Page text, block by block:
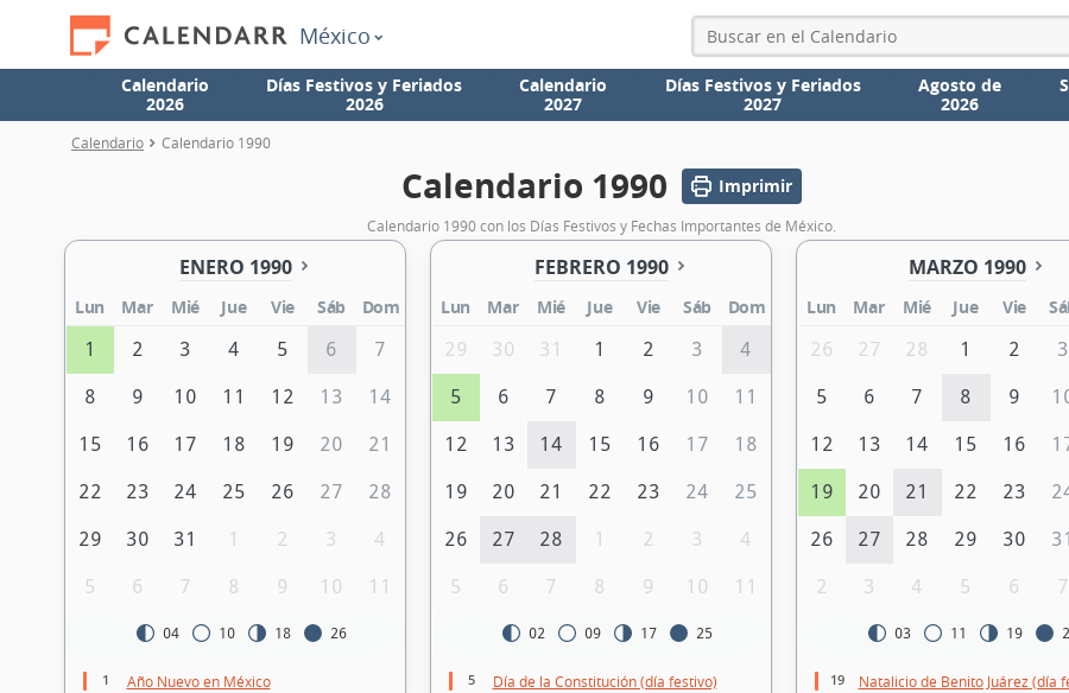
México
Calendario
2026
Días Festivos y Feriados
2026
Calendario
2027
Días Festivos y Feriados
2027
Agosto de
2026
Calendario Calendario 1990
Calendario 1990 Imprimir
Calendario 1990 con los Días Festivos y Fechas Importantes de México.
ENERO 1990
Lun Mar Mié Jue Vie Sáb
Dom
1
2 3 4 5 6 7
8 9 10 11 12 13 14
15 16 17 18 19 20 21
22 23 24 25 26 27 28
29 30 31 1 2 3 4
5 6 7 8 9 10 11
04 10 18 26
1 Año Nuevo en México
FEBRERO 1990
Lun Mar Mié Jue Vie Sáb
Dom
29
30 31 1 2 3 4
5 6 7 8 9 10 11
12 13 14 15 16 17 18
19 20 21 22 23 24 25
26 27 28 1 2 3 4
5 6 7 8 9 10 11
02 09 17 25
5 Día de la Constitución (día festivo)
MARZO 1990
Lun Mar Mié Jue Vie
26
27 28 1 2 3
5 6 7 8 9
12 13 14 15 16
19 20 21 22 23
26 27 28 29 30 31
2 3 4 5 6 7
03 11 19
19 Natalicio de Benito Juárez (día